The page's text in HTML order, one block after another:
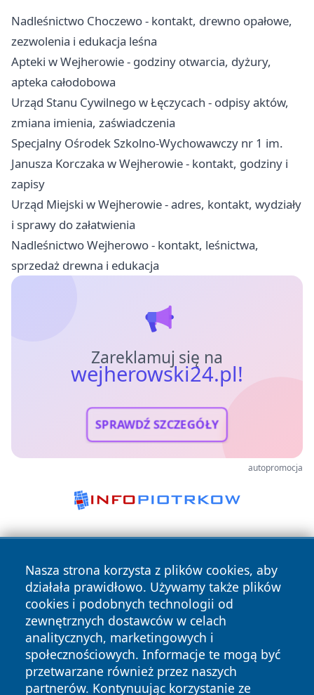
Nadleśnictwo Choczewo - kontakt, drewno opałowe,
zezwolenia i edukacja leśna
Apteki w Wejherowie - godziny otwarcia, dyżury,
apteka całodobowa
Urząd Stanu Cywilnego w Łęczycach - odpisy aktów,
zmiana imienia, zaświadczenia
Specjalny Ośrodek Szkolno-Wychowawczy nr 1 im.
Janusza Korczaka w Wejherowie - kontakt, godziny i
zapisy
Urząd Miejski w Wejherowie - adres, kontakt, wydziały
i sprawy do załatwienia
Nadleśnictwo Wejherowo - kontakt, leśnictwa,
sprzedaż drewna i edukacja
Zareklamuj się na
wejherowski24.pl!
SPRAWDŹ SZCZEGÓŁY
autopromocja
Nasza strona korzysta z plików cookies, aby
działała prawidłowo. Używamy także plików
cookies i podobnych technologii od
zewnętrznych dostawców w celach
analitycznych, marketingowych i
społecznościowych. Informacje te mogą być
przetwarzane również przez naszych
partnerów. Kontynuując korzystanie ze
Copyright © 2026 wejherowski24.pl Wszystkie prawa
zastrzeżone.
Polityka Polityka